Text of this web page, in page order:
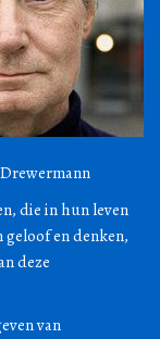
die in hun leven
en denken,
deze
van